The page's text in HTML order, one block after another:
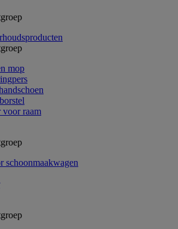
mop
voor raam
schoonmaakwagen